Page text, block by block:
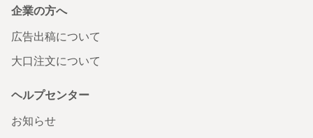
企業の方へ
広告出稿について
大口注文について
ヘルプセンター
お知らせ